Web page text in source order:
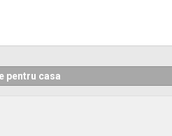
pentru casa